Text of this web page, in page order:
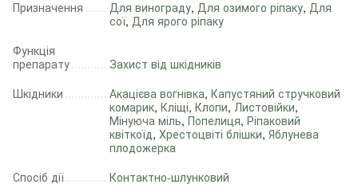
Призначення
Для винограду, Для озимого ріпаку, Для
сої, Для ярого ріпаку
Функція
препарату
Захист від шкідників
Шкідники
Акацієва вогнівка, Капустяний стручковий
комарик, Кліщі, Клопи, Листовійки,
Мінуюча міль, Попелиця, Ріпаковий
квіткоїд, Хрестоцвіті блішки, Яблунева
плодожерка
Спосіб дії
Контактно-шлунковий